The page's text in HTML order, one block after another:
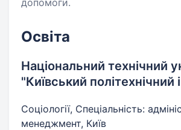
допомоги.
Освіта
Національний технічний
"Київський політехнічний
Соціології, Спеціальність:
менеджмент, Київ